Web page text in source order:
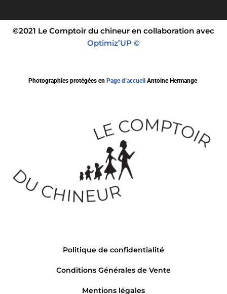
©2021 Le Comptoir du chineur en collaboration avec
Optimiz’UP ©
Photographies protégées en Page d’accueil Antoine Hermange
Politique de confidentialité
Conditions Générales de Vente
Mentions légales